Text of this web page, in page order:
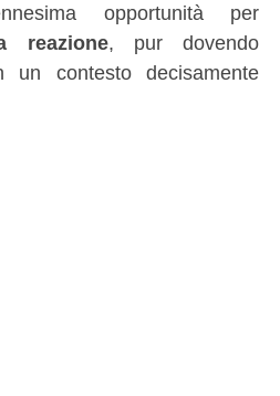
opportunità per
reazione, pur dovendo
contesto decisamente